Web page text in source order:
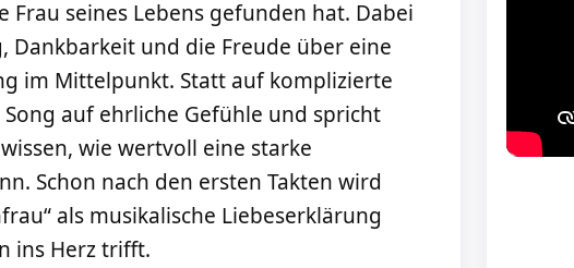
Frau seines Lebens gefunden hat. Dabei
Dankbarkeit und die Freude über eine
im Mittelpunkt. Statt auf komplizierte
auf ehrliche Gefühle und spricht
wie wertvoll eine starke
Schon nach den ersten Takten wird
als musikalische Liebeserklärung
ins Herz trifft.